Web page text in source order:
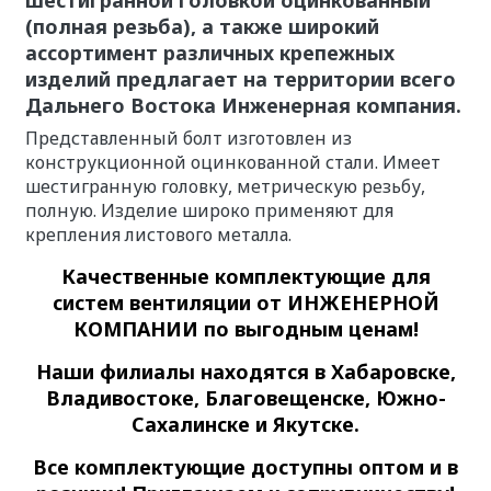
(полная резьба), а также широкий
ассортимент различных крепежных
изделий предлагает на территории всего
Дальнего Востока Инженерная компания.
Представленный болт изготовлен из
конструкционной оцинкованной стали. Имеет
шестигранную головку, метрическую резьбу,
полную. Изделие широко применяют для
крепления листового металла.
Качественные комплектующие для
систем вентиляции от ИНЖЕНЕРНОЙ
КОМПАНИИ по выгодным ценам!
Наши филиалы находятся в Хабаровске,
Владивостоке, Благовещенске, Южно-
Сахалинске и Якутске.
Все комплектующие доступны оптом и в